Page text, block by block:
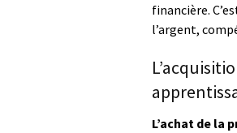
financière.
l’argent,
L’achat de la